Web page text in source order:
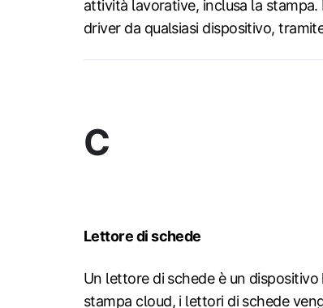
attività lavorative, inclusa la
driver da qualsiasi dispositivo,
C
Lettore di schede
Un lettore di schede è un
stampa cloud, i lettori di schede